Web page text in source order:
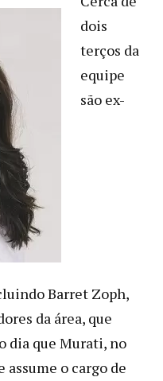
dois
terços da
equipe
são ex-
Barret Zoph,
da área, que
dia que Murati, no
assume o cargo de